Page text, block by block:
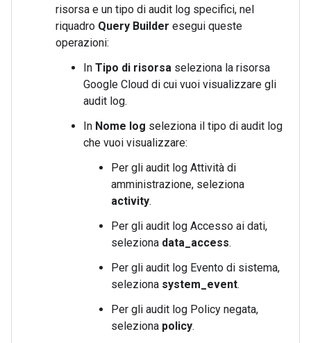
risorsa e un tipo di audit log specifici, nel
riquadro Query Builder esegui queste
operazioni:
In Tipo di risorsa seleziona la risorsa
Google Cloud di cui vuoi visualizzare gli
audit log.
In Nome log seleziona il tipo di audit log
che vuoi visualizzare:
Per gli audit log Attività di
amministrazione, seleziona
activity.
Per gli audit log Accesso ai dati,
seleziona data_access.
Per gli audit log Evento di sistema,
seleziona system_event.
Per gli audit log Policy negata,
seleziona policy.